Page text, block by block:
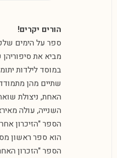
הורים יקרים!
ספר על הימים
מביא את
במוסד לילדות
שתיים מהן
האחת, ניצולת
השנייה, עולה
הספר "הזיכרון
הוא ספר ראשון
הספר "הזכרון